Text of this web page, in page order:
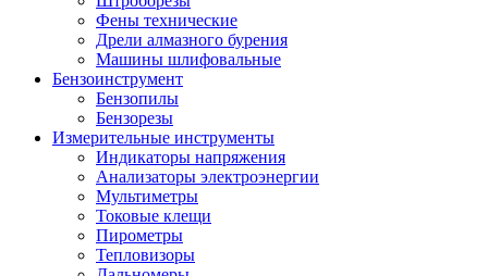
Фены технические
Дрели алмазного бурения
Машины шлифовальные
Бензоинструмент
Бензопилы
Бензорезы
Измерительные инструменты
Индикаторы напряжения
Анализаторы электроэнергии
Мультиметры
Токовые клещи
Пирометры
Тепловизоры